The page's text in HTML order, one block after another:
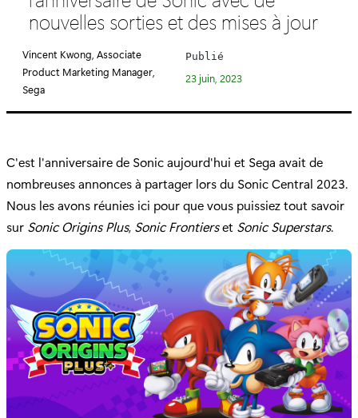
g
r
i
e
nouvelles sorties et des mises à jour
Vincent Kwong, Associate
Product Marketing Manager,
Sega
Publié
23 juin, 2023
C'est l'anniversaire de Sonic aujourd'hui et Sega avait de
nombreuses annonces à partager lors du Sonic Central 2023.
Nous les avons réunies ici pour que vous puissiez tout savoir
sur Sonic Origins Plus, Sonic Frontierset Sonic Superstars.